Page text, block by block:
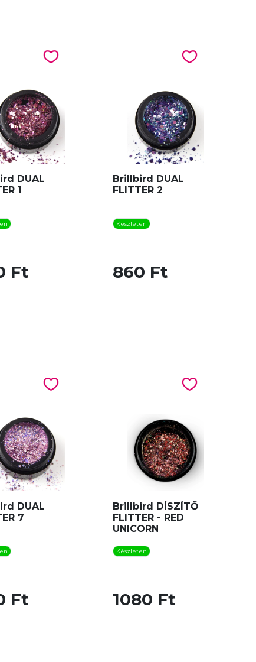
DUAL
1
Ft
Brillbird DUAL
FLITTER 2
Készleten
860 Ft
DUAL
7
Ft
Brillbird DÍSZÍTŐ
FLITTER - RED
UNICORN
Készleten
1080 Ft